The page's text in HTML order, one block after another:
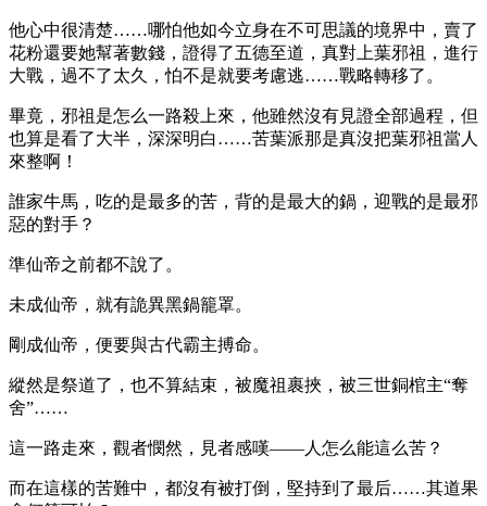
他心中很清楚……哪怕他如今立身在不可思議的境界中，賣了
花粉還要她幫著數錢，證得了五德至道，真對上葉邪祖，進行
大戰，過不了太久，怕不是就要考慮逃……戰略轉移了。
畢竟，邪祖是怎么一路殺上來，他雖然沒有見證全部過程，但
也算是看了大半，深深明白……苦葉派那是真沒把葉邪祖當人
來整啊！
誰家牛馬，吃的是最多的苦，背的是最大的鍋，迎戰的是最邪
惡的對手？
準仙帝之前都不說了。
未成仙帝，就有詭異黑鍋籠罩。
剛成仙帝，便要與古代霸主搏命。
縱然是祭道了，也不算結束，被魔祖裹挾，被三世銅棺主“奪
舍”……
這一路走來，觀者憫然，見者感嘆——人怎么能這么苦？
而在這樣的苦難中，都沒有被打倒，堅持到了最后……其道果